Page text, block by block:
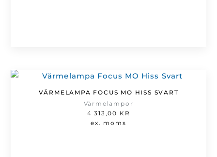
VÄRMELAMPA FOCUS MO HISS SVART
Värmelampor
4 313,00 KR
ex. moms